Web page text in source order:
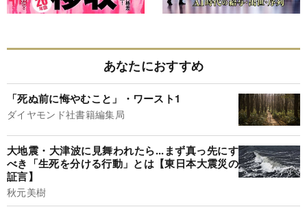
あなたにおすすめ
「死ぬ前に悔やむこと」・ワースト1
ダイヤモンド社書籍編集局
大地震・大津波に見舞われたら...まず真っ先にす
べき「生死を分ける行動」とは【東日本大震災の
証言】
秋元美樹